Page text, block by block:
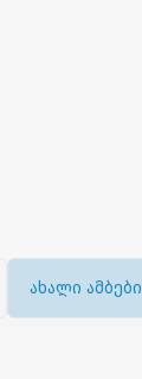
ახალი ამბები